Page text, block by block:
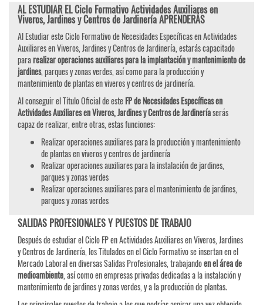
AL ESTUDIAR EL Ciclo Formativo Actividades Auxiliares en
Viveros, Jardines y Centros de Jardinería APRENDERÁS
Al Estudiar este Ciclo Formativo de Necesidades Específicas en Actividades
Auxiliares en Viveros, Jardines y Centros de Jardinería, estarás capacitado
pararealizar operaciones auxiliares para la implantación y mantenimiento de
jardines, parques y zonas verdes, así como para la producción y
mantenimiento de plantas en viveros y centros de jardinería.
Al conseguir el Título Oficial de esteFP de Necesidades Específicas en
Actividades Auxiliares en Viveros, Jardines y Centros de Jardineríaserás
capaz de realizar, entre otras, estas funciones:
Realizar operaciones auxiliares para la producción y mantenimiento
de plantas en viveros y centros de jardinería
Realizar operaciones auxiliares para la instalación de jardines,
parques y zonas verdes
Realizar operaciones auxiliares para el mantenimiento de jardines,
parques y zonas verdes
SALIDAS PROFESIONALES Y PUESTOS DE TRABAJO
Después de estudiar el Ciclo FP en Actividades Auxiliares en Viveros, Jardines
y Centros de Jardinería, los Titulados en el Ciclo Formativo se insertan en el
Mercado Laboral en diversas Salidas Profesionales, trabajandoen el área de
medioambiente, así como en empresas privadas dedicadas a la instalación y
mantenimiento de jardines y zonas verdes, y a la producción de plantas.